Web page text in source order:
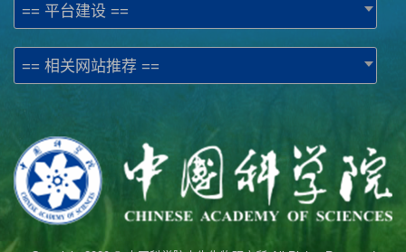
== 平台建设 ==
== 相关网站推荐 ==